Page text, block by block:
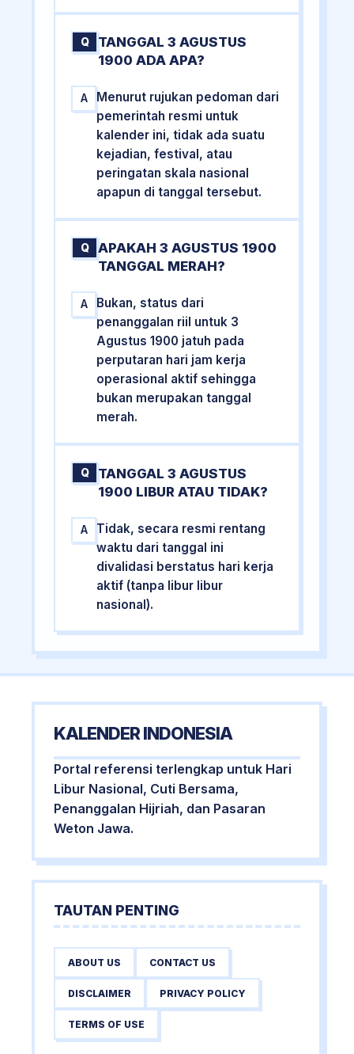
Q
TANGGAL 3 AGUSTUS
1900 ADA APA?
A
Menurut rujukan pedoman dari
pemerintah resmi untuk
kalender ini, tidak ada suatu
kejadian, festival, atau
peringatan skala nasional
apapun di tanggal tersebut.
Q
APAKAH 3 AGUSTUS 1900
TANGGAL MERAH?
A
Bukan, status dari
penanggalan riil untuk 3
Agustus 1900 jatuh pada
perputaran hari jam kerja
operasional aktif sehingga
bukan merupakan tanggal
merah.
Q
TANGGAL 3 AGUSTUS
1900 LIBUR ATAU TIDAK?
A
Tidak, secara resmi rentang
waktu dari tanggal ini
divalidasi berstatus hari kerja
aktif (tanpa libur libur
nasional).
KALENDER INDONESIA
Portal referensi terlengkap untuk Hari
Libur Nasional, Cuti Bersama,
Penanggalan Hijriah, dan Pasaran
Weton Jawa.
TAUTAN PENTING
ABOUT US CONTACT US
DISCLAIMER PRIVACY POLICY
TERMS OF USE